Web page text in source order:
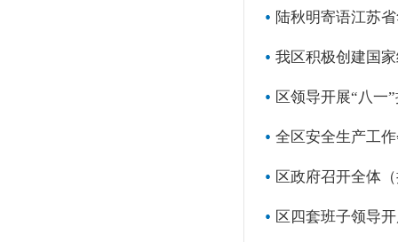
陆秋明寄语江苏
我区积极创建国
区领导开展“八一
全区安全生产工
区政府召开全体
区四套班子领导